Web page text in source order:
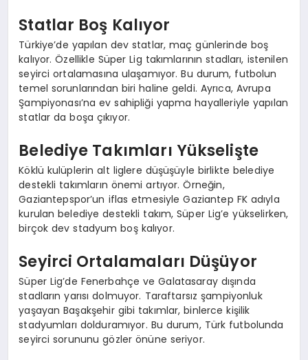
Statlar Boş Kalıyor
Türkiye’de yapılan dev statlar, maç günlerinde boş
kalıyor. Özellikle Süper Lig takımlarının stadları, istenilen
seyirci ortalamasına ulaşamıyor. Bu durum, futbolun
temel sorunlarından biri haline geldi. Ayrıca, Avrupa
Şampiyonası’na ev sahipliği yapma hayalleriyle yapılan
statlar da boşa çıkıyor.
Belediye Takımları Yükselişte
Köklü kulüplerin alt liglere düşüşüyle birlikte belediye
destekli takımların önemi artıyor. Örneğin,
Gaziantepspor’un iflas etmesiyle Gaziantep FK adıyla
kurulan belediye destekli takım, Süper Lig’e yükselirken,
birçok dev stadyum boş kalıyor.
Seyirci Ortalamaları Düşüyor
Süper Lig’de Fenerbahçe ve Galatasaray dışında
stadların yarısı dolmuyor. Taraftarsız şampiyonluk
yaşayan Başakşehir gibi takımlar, binlerce kişilik
stadyumları dolduramıyor. Bu durum, Türk futbolunda
seyirci sorununu gözler önüne seriyor.